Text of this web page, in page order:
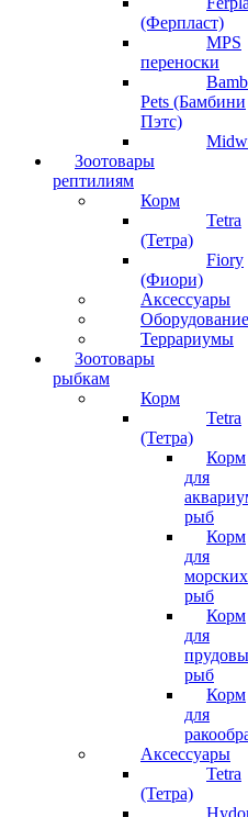
(Ферпласт)
MPS
переноски
Pets (Бамбини
Пэтс)
Зоотовары
рептилиям
Корм
Tetra
(Тетра)
Fiory
(Фиори)
Аксессуары
Оборудование
Террариумы
Зоотовары
рыбкам
Корм
Tetra
(Тетра)
Корм
для
рыб
Корм
для
морских
рыб
Корм
для
рыб
Корм
для
Аксессуары
Tetra
(Тетра)